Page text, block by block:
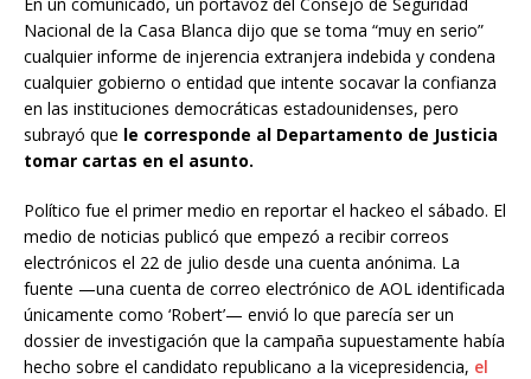
Nacional de la Casa Blanca dijo que se toma “muy en serio”
cualquier informe de injerencia extranjera indebida y condena
cualquier gobierno o entidad que intente socavar la confianza
en las instituciones democráticas estadounidenses, pero
subrayó que le corresponde al Departamento de Justicia
tomar cartas en el asunto.
Político fue el primer medio en reportar el hackeo el sábado. El
medio de noticias publicó que empezó a recibir correos
electrónicos el 22 de julio desde una cuenta anónima. La
fuente —una cuenta de correo electrónico de AOL identificada
únicamente como ‘Robert’— envió lo que parecía ser un
dossier de investigación que la campaña supuestamente había
hecho sobre el candidato republicano a la vicepresidencia, el